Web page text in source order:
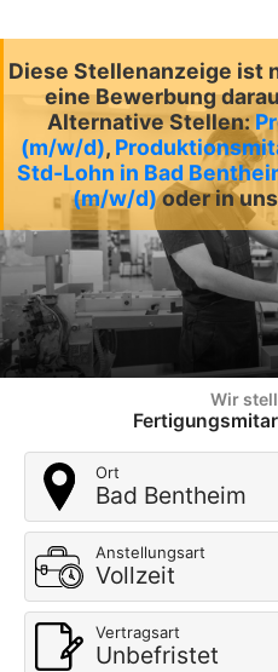
Diese Stellenanzeige ist
eine Bewerbung
Alternative Stellen:
(m/w/d),
Std-Lohn in Bad
(m/w/d)oder in
Wir
Ort
Bad Bentheim
Anstellungsart
Vollzeit
Vertragsart
Unbefristet